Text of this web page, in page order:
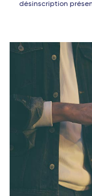
désinscription